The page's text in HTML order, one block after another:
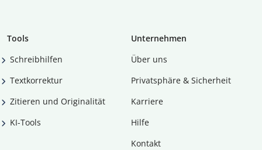
Tools
Schreibhilfen
Textkorrektur
Zitieren und Originalität
KI-Tools
Unternehmen
Über uns
Privatsphäre & Sicherheit
Karriere
Hilfe
Kontakt